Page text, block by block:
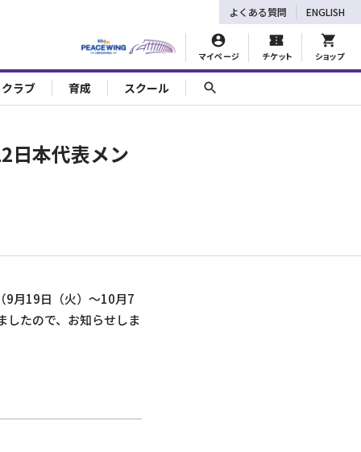
マイページ チケット ショップ
よくある質問 ENGLISH
ラブ 育成 スクール
日本代表メン
9月19日（火）～10月7
したので、お知らせしま